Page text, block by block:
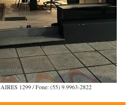
1299 / Fone: (55) 9.9963-2822